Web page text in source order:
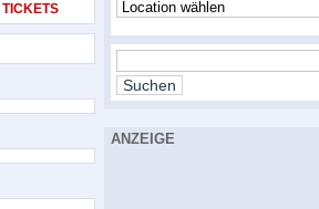
TICKETS
ANZEIGE